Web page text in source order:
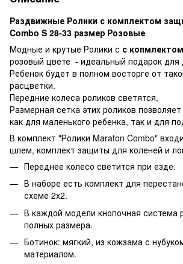
Раздвижные Ролики с комплектом
Combo S 28-33 размер Розовые
Модные и крутые Ролики с с
розовый цвете - идеальный подарок для
Ребенок будет в полном восторге от
расцветки.
Передние колеса роликов светятся,
Размерная сетка этих роликов
как для маленького ребенка, так и для
В комплект "Ролики Maraton Combo"
шлем, комплект защиты для коленей и
Переднее колесо светится при езде.
В наборе есть комплект для
схеме 2x2.
В каждой модели кнопочная система
полных размера.
Ботинок: мягкий, из кожзама с
материалом.